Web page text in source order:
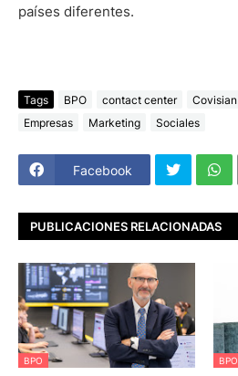
países diferentes.
Tags BPO contact center Covisian
Empresas
Marketing Sociales
Facebook
PUBLICACIONES RELACIONADAS
BPO BPO